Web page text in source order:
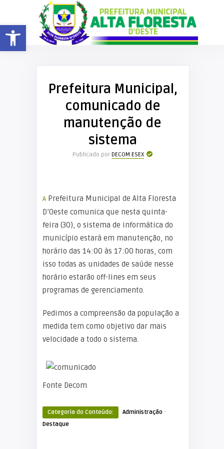
Barra de Ferramentas Aberta
Prefeitura Municipal,
comunicado de
manutenção de
sistema
Publicado por DECOM ESEX
A Prefeitura Municipal de Alta Floresta
D’Oeste comunica que nesta quinta-
feira (30), o sistema de informática do
município estará em manutenção, no
horário das 14:00 às 17:00 horas, com
isso todas as unidades de saúde nesse
horário estarão off-lines em seus
programas de gerenciamento.
Pedimos a compreensão da população a
medida tem como objetivo dar mais
velocidade a todo o sistema.
Fonte Decom
Categoria do Conteúdo: Administração ·
Destaque